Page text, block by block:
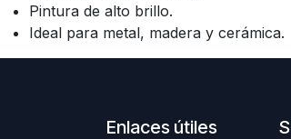
Pintura de alto brillo.
Ideal para metal, madera y cerámica.
Enlaces útiles